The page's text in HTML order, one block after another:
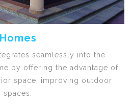
Homes
seamlessly into the
by offering the advantage of
space, improving outdoor
spaces.